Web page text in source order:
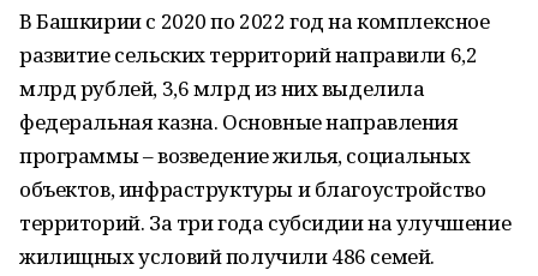
В Башкирии с 2020 по 2022 год на комплексное
развитие сельских территорий направили 6,2
млрд рублей, 3,6 млрд из них выделила
федеральная казна. Основные направления
программы – возведение жилья, социальных
объектов, инфраструктуры и благоустройство
территорий. За три года субсидии на улучшение
жилищных условий получили 486 семей.